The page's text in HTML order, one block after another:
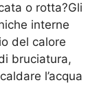
o rotta?Gli
interne
del calore
bruciatura,
l’acqua